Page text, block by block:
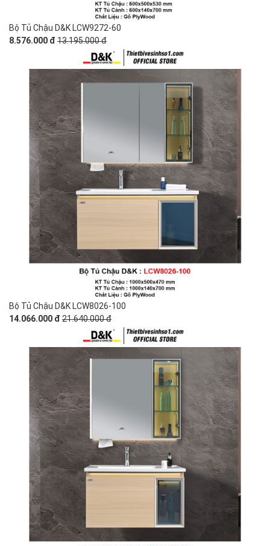
Bộ Tủ Chậu D&K LCW9272-60
8.576.000 đ 13.195.000 đ
Bộ Tủ Chậu D&K LCW8026-100
14.066.000 đ 21.640.000 đ